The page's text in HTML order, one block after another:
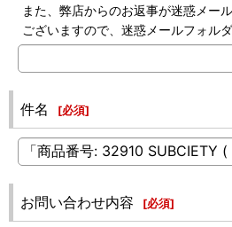
また、弊店からのお返事が迷惑メー
ございますので、迷惑メールフォル
件名 [必須]
お問い合わせ内容 [必須]